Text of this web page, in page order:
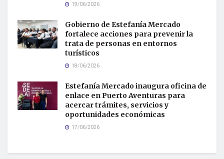
19/06/2026
Gobierno de Estefanía Mercado
fortalece acciones para prevenir la
trata de personas en entornos
turísticos
18/06/2026
Estefanía Mercado inaugura oficina de
enlace en Puerto Aventuras para
acercar trámites, servicios y
oportunidades económicas
17/06/2026